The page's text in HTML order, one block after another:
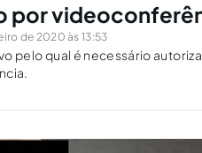
por
de 2020 às 13:53
pelo qual é necessário